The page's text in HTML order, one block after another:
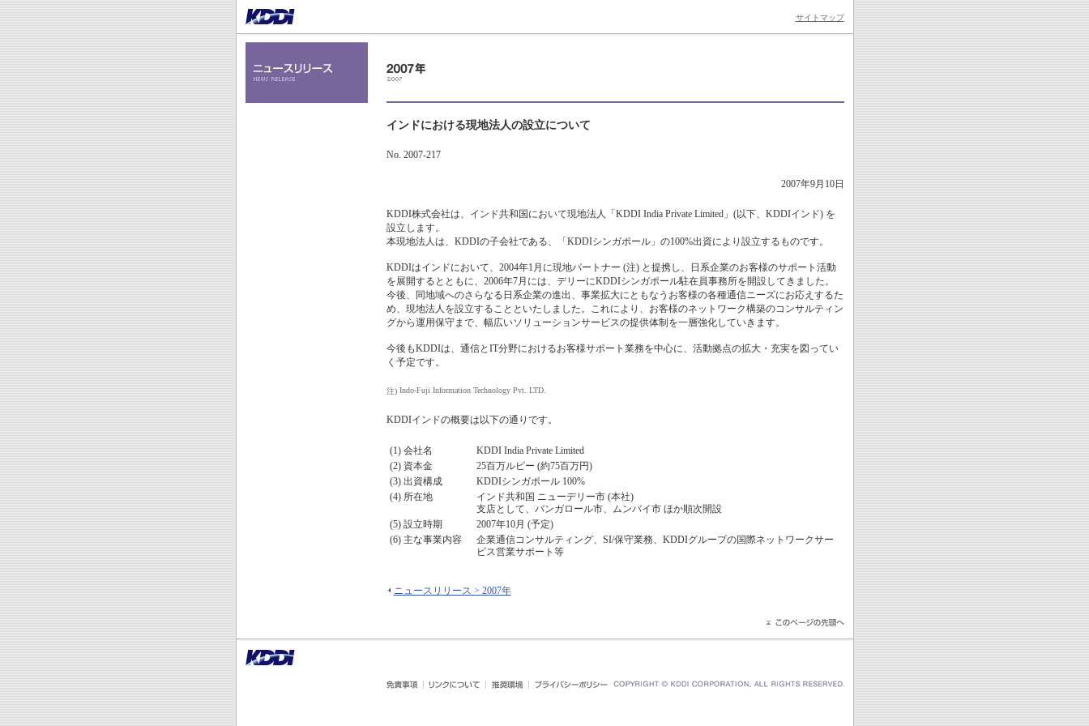
サイトマップ
インドにおける現地法人の設立について
No. 2007-217
2007年9月10日
KDDI株式会社は、インド共和国において現地法人「KDDI India Private Limited」(以下、KDDIインド) を
設立します。
本現地法人は、KDDIの子会社である、「KDDIシンガポール」の100%出資により設立するものです。
KDDIはインドにおいて、2004年1月に現地パートナー (注) と提携し、日系企業のお客様のサポート活動
を展開するとともに、2006年7月には、デリーにKDDIシンガポール駐在員事務所を開設してきました。
今後、同地域へのさらなる日系企業の進出、事業拡大にともなうお客様の各種通信ニーズにお応えするた
め、現地法人を設立することといたしました。これにより、お客様のネットワーク構築のコンサルティン
グから運用保守まで、幅広いソリューションサービスの提供体制を一層強化していきます。
今後もKDDIは、通信とIT分野におけるお客様サポート業務を中心に、活動拠点の拡大・充実を図ってい
く予定です。
注) Indo-Fuji Information Technology Pvt. LTD.
KDDIインドの概要は以下の通りです。
(1) 会社名
KDDI India Private Limited
(2) 資本金
25百万ルピー (約75百万円)
(3) 出資構成
KDDIシンガポール 100%
(4) 所在地
インド共和国 ニューデリー市 (本社)
支店として、バンガロール市、ムンバイ市 ほか順次開設
(5) 設立時期
2007年10月 (予定)
(6) 主な事業内容
企業通信コンサルティング、SI/保守業務、KDDIグループの国際ネットワークサー
ビス営業サポート等
ニュースリリース > 2007年